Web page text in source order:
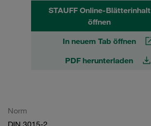
STAUFF Online-Blätterinhalt
öffnen
In neuem Tab öffnen
PDF herunterladen
Norm
DIN 3015-2